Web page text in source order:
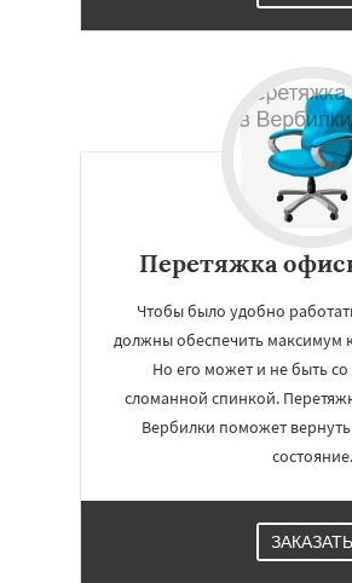
Перетяжка
Чтобы было удобно
должны обеспечить максимум
Но его может и не быть
сломанной спинкой.
Вербилки поможет
состояние.
ЗАКАЗАТЬ